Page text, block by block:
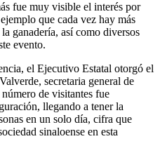
fue muy visible el interés por
que cada vez hay más
ganadería, así como diversos
evento.
el Ejecutivo Estatal otorgó el
secretaria general de
de visitantes fue
llegando a tener la
en un solo día, cifra que
sinaloense en esta